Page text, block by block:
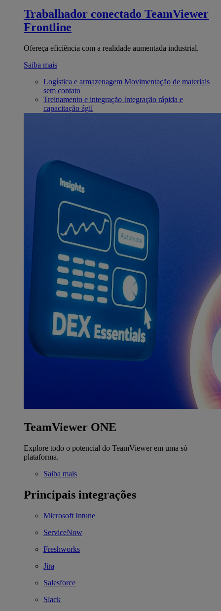
Trabalhador conectado TeamViewer
Frontline
Ofereça eficiência com a realidade aumentada industrial.
Saiba mais
Logística e armazenagem Movimentação de materiais
sem contato
Treinamento e integração Integração rápida e
capacitação ágil
TeamViewer ONE
Explore todo o potencial do TeamViewer em uma só
plataforma.
Saiba mais
Principais integrações
Microsoft Intune
ServiceNow
Freshworks
Jira
Salesforce
Slack